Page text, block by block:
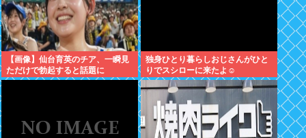
【画像】仙台育英のチア、一瞬見
ただけで勃起すると話題に
独身ひとり暮らしおじさんがひと
りでスシローに来たよ☺